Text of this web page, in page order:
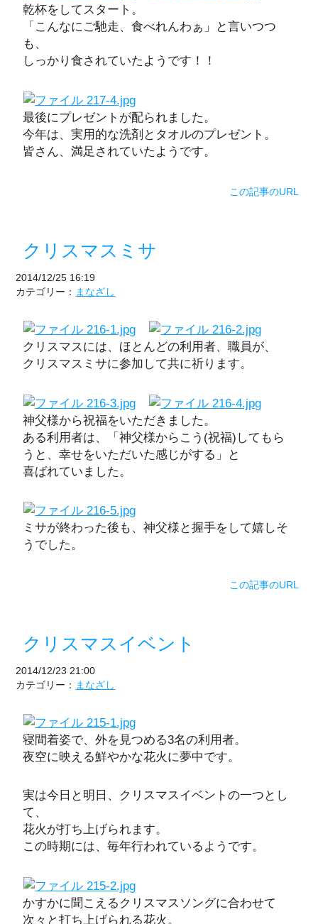
乾杯をしてスタート。
「こんなにご馳走、食べれんわぁ」と言いつつ
も、
しっかり食されていたようです！！
最後にプレゼントが配られました。
今年は、実用的な洗剤とタオルのプレゼント。
皆さん、満足されていたようです。
この記事のURL
クリスマスミサ
2014/12/25 16:19
カテゴリー： まなざし
クリスマスには、ほとんどの利用者、職員が、
クリスマスミサに参加して共に祈ります。
神父様から祝福をいただきました。
ある利用者は、「神父様からこう(祝福)してもら
うと、幸せをいただいた感じがする」と
喜ばれていました。
ミサが終わった後も、神父様と握手をして嬉しそ
うでした。
この記事のURL
クリスマスイベント
2014/12/23 21:00
カテゴリー： まなざし
寝間着姿で、外を見つめる3名の利用者。
夜空に映える鮮やかな花火に夢中です。
実は今日と明日、クリスマスイベントの一つとし
て、
花火が打ち上げられます。
この時期には、毎年行われているようです。
かすかに聞こえるクリスマスソングに合わせて
次々と打ち上げられる花火。